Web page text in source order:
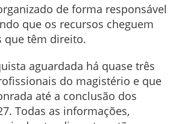
de forma responsável
que os recursos cheguem
que têm direito.
aguardada há quase três
do magistério e que
até a conclusão dos
Todas as informações,